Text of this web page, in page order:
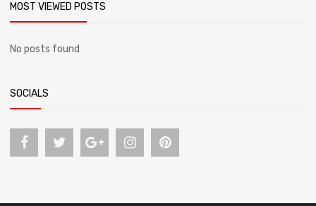
MOST VIEWED POSTS
No posts found
SOCIALS